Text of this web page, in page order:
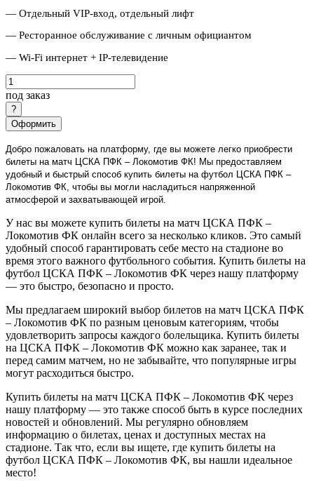
— Отдельный VIP-вход, отдельный лифт
— Ресторанное обслуживание с личным официантом
— Wi-Fi интернет + IP-телевидение
под заказ
Оформить
Добро пожаловать на платформу, где вы можете легко приобрести
билеты на матч ЦСКА ПФК – Локомотив ФК! Мы предоставляем
удобный и быстрый способ купить билеты на футбол ЦСКА ПФК –
Локомотив ФК, чтобы вы могли насладиться напряженной
атмосферой и захватывающей игрой.
У нас вы можете купить билеты на матч ЦСКА ПФК –
Локомотив ФК онлайн всего за несколько кликов. Это самый
удобный способ гарантировать себе место на стадионе во
время этого важного футбольного события. Купить билеты на
футбол ЦСКА ПФК – Локомотив ФК через нашу платформу
— это быстро, безопасно и просто.
Мы предлагаем широкий выбор билетов на матч ЦСКА ПФК
– Локомотив ФК по разным ценовым категориям, чтобы
удовлетворить запросы каждого болельщика. Купить билеты
на ЦСКА ПФК – Локомотив ФК можно как заранее, так и
перед самим матчем, но не забывайте, что популярные игры
могут расходиться быстро.
Купить билеты на матч ЦСКА ПФК – Локомотив ФК через
нашу платформу — это также способ быть в курсе последних
новостей и обновлений. Мы регулярно обновляем
информацию о билетах, ценах и доступных местах на
стадионе. Так что, если вы ищете, где купить билеты на
футбол ЦСКА ПФК – Локомотив ФК, вы нашли идеальное
место!